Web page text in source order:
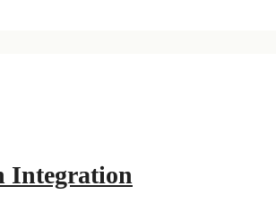
Integration